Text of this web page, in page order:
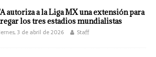
autoriza a la Liga MX una extensión para
los tres estadios mundialistas
3 de abril de 2026 Staff